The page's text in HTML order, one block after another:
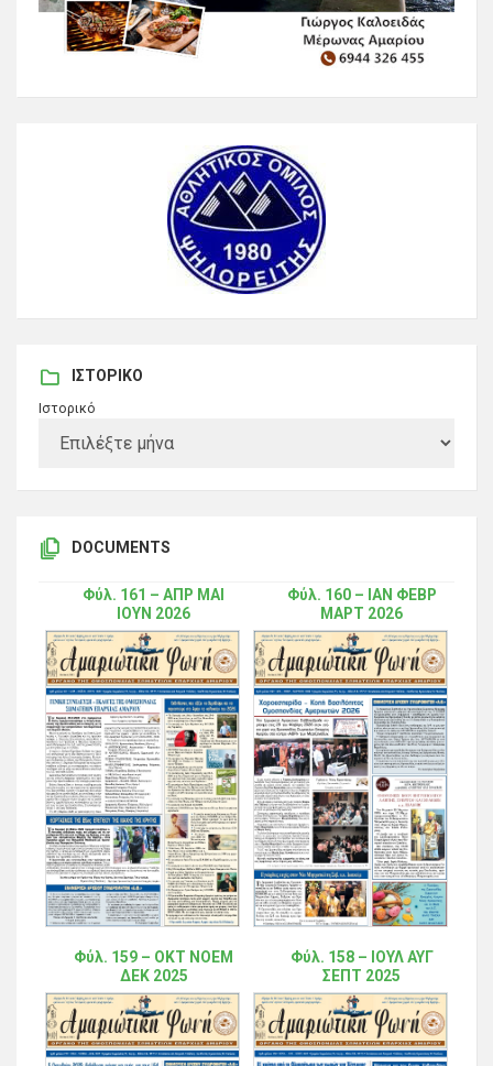
ΙΣΤΟΡΙΚΌ
Ιστορικό
DOCUMENTS
Φύλ. 161 – ΑΠΡ ΜΑΙ
ΙΟΥΝ 2026
Φύλ. 160 – ΙΑΝ ΦΕΒΡ
ΜΑΡΤ 2026
Φύλ. 159 – ΟΚΤ ΝΟΕΜ
ΔΕΚ 2025
Φύλ. 158 – ΙΟΥΛ ΑΥΓ
ΣΕΠΤ 2025